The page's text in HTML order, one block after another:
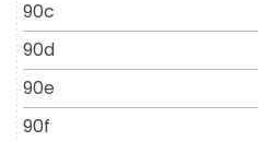
90c
90d
90e
90f